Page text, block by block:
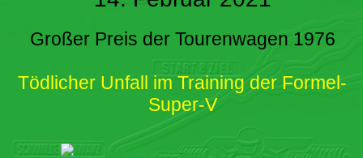
Großer Preis der Tourenwagen 1976
Tödlicher Unfall im Training der Formel-
Super-V